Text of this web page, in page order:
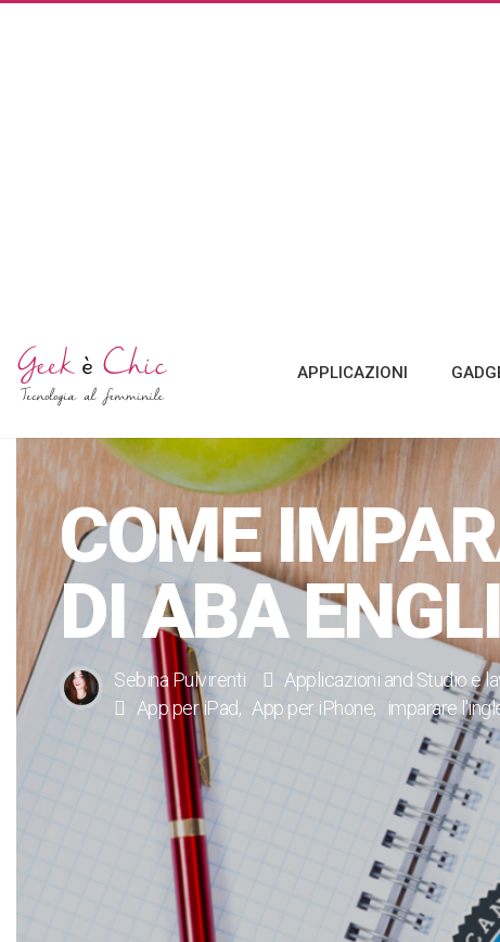
APPLICAZIONI
COME
DI ABA
Sebina Pulvirenti Applicazioni and Studio e
App per iPad
App per iPhone imparare